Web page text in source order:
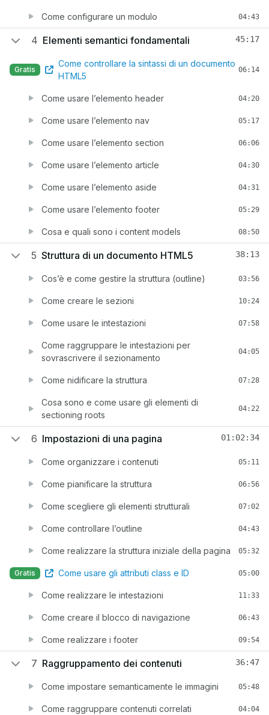
Come configurare un modulo 04:43
4 Elementi semantici fondamentali 45:17
Gratis
Come controllare la sintassi di un documento
HTML5
06:14
Come usare l’elemento header 04:20
Come usare l’elemento nav 05:17
Come usare l’elemento section 06:06
Come usare l’elemento article 04:30
Come usare l’elemento aside 04:31
Come usare l’elemento footer 05:29
Cosa e quali sono i content models 08:50
5 Struttura di un documento HTML5 38:13
Cos’è e come gestire la struttura (outline) 03:56
Come creare le sezioni 10:24
Come usare le intestazioni 07:58
Come raggruppare le intestazioni per
sovrascrivere il sezionamento
04:05
Come nidificare la struttura 07:28
Cosa sono e come usare gli elementi di
sectioning roots
04:22
6 Impostazioni di una pagina 01:02:34
Come organizzare i contenuti 05:11
Come pianificare la struttura 06:56
Come scegliere gli elementi strutturali 07:02
Come controllare l’outline 04:43
Come realizzare la struttura iniziale della pagina 05:32
Gratis Come usare gli attributi class e ID 05:00
Come realizzare le intestazioni 11:33
Come creare il blocco di navigazione 06:43
Come realizzare i footer 09:54
7 Raggruppamento dei contenuti 36:47
Come impostare semanticamente le immagini 05:48
Come raggruppare contenuti correlati 04:04